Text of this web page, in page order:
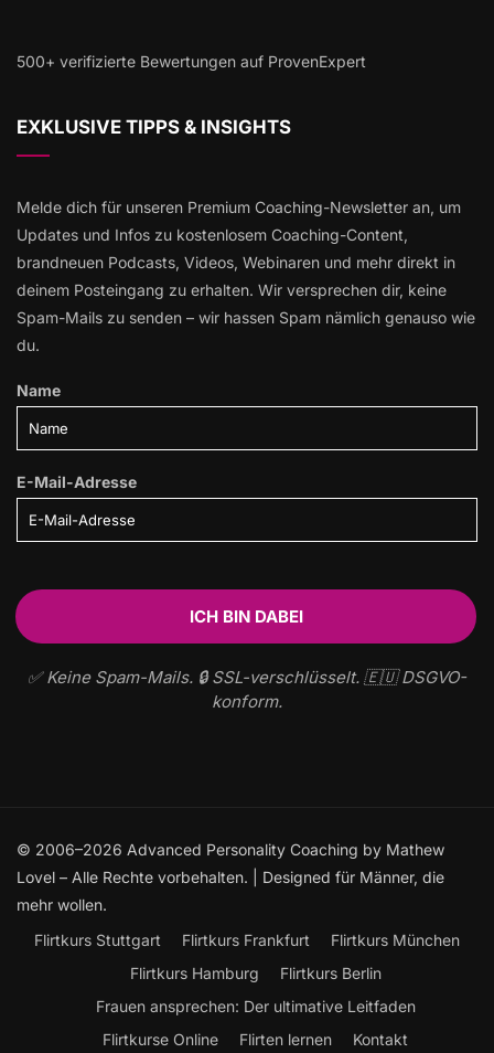
500+ verifizierte Bewertungen auf ProvenExpert
EXKLUSIVE TIPPS & INSIGHTS
Melde dich für unseren Premium Coaching-Newsletter an, um
Updates und Infos zu kostenlosem Coaching-Content,
brandneuen Podcasts, Videos, Webinaren und mehr direkt in
deinem Posteingang zu erhalten. Wir versprechen dir, keine
Spam-Mails zu senden – wir hassen Spam nämlich genauso wie
du.
Name
E-Mail-Adresse
✅ Keine Spam-Mails. 🔒 SSL-verschlüsselt. 🇪🇺 DSGVO-
konform.
© 2006–2026 Advanced Personality Coaching by Mathew
Lovel – Alle Rechte vorbehalten. | Designed für Männer, die
mehr wollen.
Flirtkurs Stuttgart
Flirtkurs Frankfurt
Flirtkurs München
Flirtkurs Hamburg
Flirtkurs Berlin
Frauen ansprechen: Der ultimative Leitfaden
Flirtkurse Online
Flirten lernen Kontakt